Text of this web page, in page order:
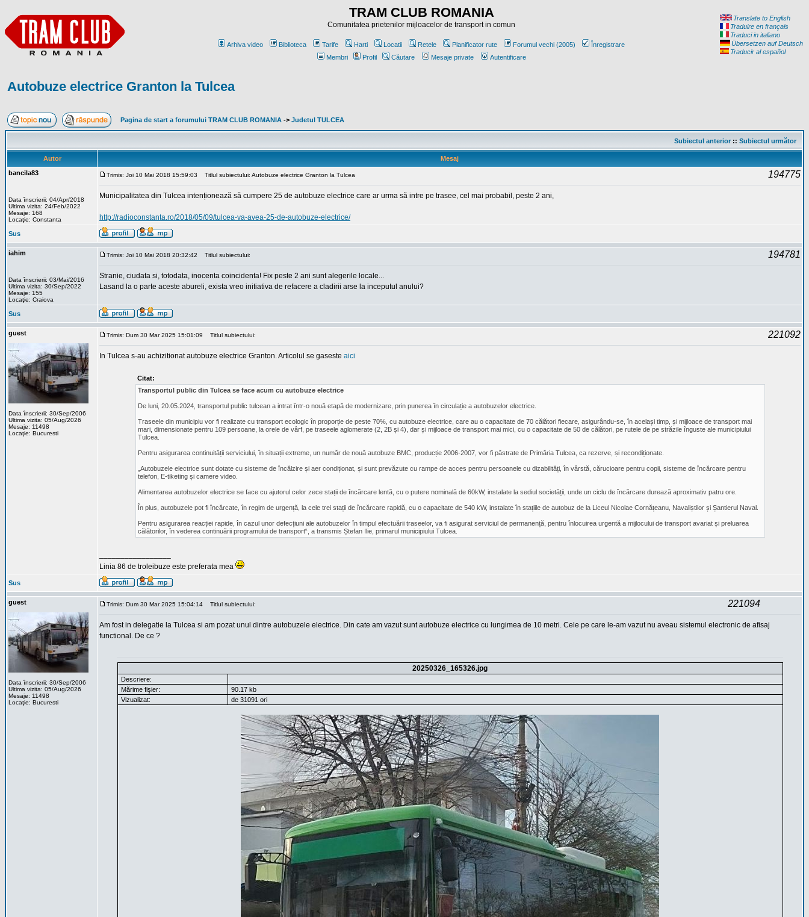
TRAM CLUB ROMANIA
Comunitatea prietenilor mijloacelor de transport in comun
Arhiva video Biblioteca Tarife Harti Locatii Retele Planificator rute Forumul vechi (2005)
Înregistrare
Membri
Profil Căutare Mesaje private Autentificare
Translate to English
Traduire en français
Traduci in italiano
Übersetzen auf Deutsch
Traducir al español
Autobuze electrice Granton la Tulcea
Pagina de start a forumului TRAM CLUB ROMANIA -> Judetul TULCEA
Subiectul anterior:: Subiectul următor
Autor
Mesaj
bancila83
Data înscrierii: 04/Apr/2018
Ultima vizita: 24/Feb/2022
Mesaje: 168
Locaţie: Constanta
Trimis: Joi 10 Mai 2018 15:59:03 Titlul subiectului: Autobuze electrice Granton la Tulcea 194775
Municipalitatea din Tulcea intenționează să cumpere 25 de autobuze electrice care ar urma să intre pe trasee, cel mai probabil, peste 2 ani,
http://radioconstanta.ro/2018/05/09/tulcea-va-avea-25-de-autobuze-electrice/
Sus
iahim
Data înscrierii: 03/Mai/2016
Ultima vizita: 30/Sep/2022
Mesaje: 155
Locaţie: Craiova
Trimis: Joi 10 Mai 2018 20:32:42 Titlul subiectului: 194781
Stranie, ciudata si, totodata, inocenta coincidenta! Fix peste 2 ani sunt alegerile locale...
Lasand la o parte aceste abureli, exista vreo initiativa de refacere a cladirii arse la inceputul anului?
Sus
guest
Data înscrierii: 30/Sep/2006
Ultima vizita: 05/Aug/2026
Mesaje: 11498
Locaţie: Bucuresti
Trimis: Dum 30 Mar 2025 15:01:09 Titlul subiectului: 221092
In Tulcea s-au achizitionat autobuze electrice Granton. Articolul se gaseste aici
Citat:
Transportul public din Tulcea se face acum cu autobuze electrice
De luni, 20.05.2024, transportul public tulcean a intrat într-o nouă etapă de modernizare, prin punerea în circulație a autobuzelor electrice.
Traseele din municipiu vor fi realizate cu transport ecologic în proporție de peste 70%, cu autobuze electrice, care au o capacitate de 70 călători fiecare, asigurându-se, în același timp, și mijloace de transport mai
mari, dimensionate pentru 109 persoane, la orele de vârf, pe traseele aglomerate (2, 2B și 4), dar și mijloace de transport mai mici, cu o capacitate de 50 de călători, pe rutele de pe străzile înguste ale municipiului
Tulcea.
Pentru asigurarea continuității serviciului, în situații extreme, un număr de nouă autobuze BMC, producție 2006-2007, vor fi păstrate de Primăria Tulcea, ca rezerve, și recondiționate.
„Autobuzele electrice sunt dotate cu sisteme de încălzire și aer condiționat, și sunt prevăzute cu rampe de acces pentru persoanele cu dizabilități, în vârstă, cărucioare pentru copii, sisteme de încărcare pentru
telefon, E-tiketing și camere video.
Alimentarea autobuzelor electrice se face cu ajutorul celor zece stații de încărcare lentă, cu o putere nominală de 60kW, instalate la sediul societății, unde un ciclu de încărcare durează aproximativ patru ore.
În plus, autobuzele pot fi încărcate, în regim de urgență, la cele trei stații de încărcare rapidă, cu o capacitate de 540 kW, instalate în stațiile de autobuz de la Liceul Nicolae Cornățeanu, Navaliștilor și Șantierul Naval.
Pentru asigurarea reacției rapide, în cazul unor defecțiuni ale autobuzelor în timpul efectuării traseelor, va fi asigurat serviciul de permanență, pentru înlocuirea urgentă a mijlocului de transport avariat și preluarea
călătorilor, în vederea continuării programului de transport“, a transmis Ștefan Ilie, primarul municipiului Tulcea.
Linia 86 de troleibuze este preferata mea
Sus
guest
Data înscrierii: 30/Sep/2006
Ultima vizita: 05/Aug/2026
Mesaje: 11498
Locaţie: Bucuresti
Trimis: Dum 30 Mar 2025 15:04:14 Titlul subiectului: 221094
Am fost in delegatie la Tulcea si am pozat unul dintre autobuzele electrice. Din cate am vazut sunt autobuze electrice cu lungimea de 10 metri. Cele pe care le-am vazut nu aveau sistemul electronic de afisaj
functional. De ce ?
20250326_165326.jpg
Descriere:
Mărime fişier:
90.17 kb
Vizualizat:
de 31091 ori